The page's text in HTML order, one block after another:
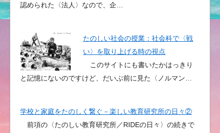
認められた〈法人〉なので、企…
たのしい社会の授業：社会科で〈戦
い〉を取り上げる時の視点
このサイトにも書いたかはっきり
と記憶にないのですけど、だいぶ前に見た〈ノルマン…
学校と家庭をたのしく繋ぐ－楽しい教育研究所の日々②
前項の〈たのしい教育研究所／RIDEの日々〉の続きで